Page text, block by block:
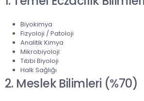
Biyokimya
Fizyoloji / Patoloji
Analitik Kimya
Mikrobiyoloji
Tıbbi Biyoloji
Halk Sağlığı
2. Meslek Bilimleri (%70)